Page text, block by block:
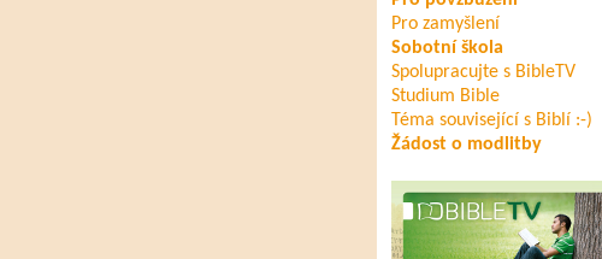
Pro zamyšlení
Sobotní škola
Spolupracujte s BibleTV
Studium Bible
Téma související s Biblí :-)
Žádost o modlitby